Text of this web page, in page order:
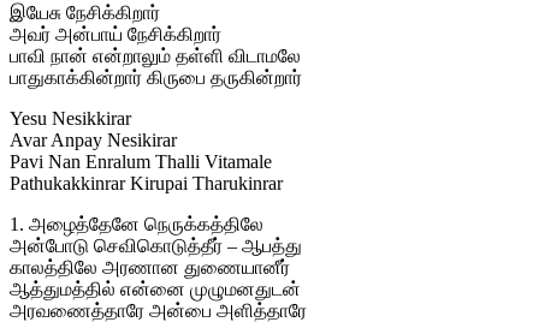
இயேசு நேசிக்கிறார்
அவர் அன்பாய் நேசிக்கிறார்
பாவி நான் என்றாலும் தள்ளி விடாமலே
பாதுகாக்கின்றார் கிருபை தருகின்றார்
Yesu Nesikkirar
Avar Anpay Nesikirar
Pavi Nan Enralum Thalli Vitamale
Pathukakkinrar Kirupai Tharukinrar
1. அழைத்தேனே நெருக்கத்திலே
அன்போடு செவிகொடுத்தீர் – ஆபத்து
காலத்திலே அரணான துணையானீர்
ஆத்துமத்தில் என்னை முழுமனதுடன்
அரவணைத்தாரே அன்பை அளித்தாரே